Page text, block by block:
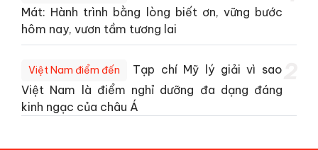
Mát: Hành trình bằng lòng biết ơn, vững bước
hôm nay, vươn tầm tương lai
Việt Nam điểm đến
Tạp chí Mỹ lý giải vì sao
Việt Nam là điểm nghỉ dưỡng đa dạng đáng
kinh ngạc của châu Á